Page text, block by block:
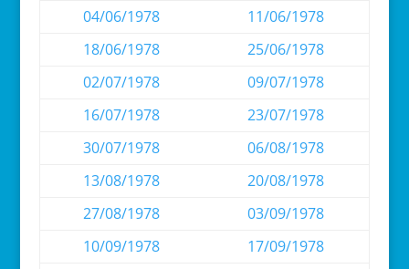
04/06/1978
11/06/1978
18/06/1978
25/06/1978
02/07/1978
09/07/1978
16/07/1978
23/07/1978
30/07/1978
06/08/1978
13/08/1978
20/08/1978
27/08/1978
03/09/1978
10/09/1978
17/09/1978